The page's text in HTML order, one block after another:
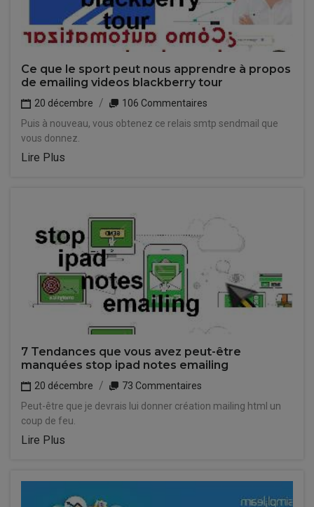
Ce que le sport peut nous apprendre à propos
de emailing videos blackberry tour
20 décembre
106 Commentaires
Puis à nouveau, vous obtenez ce relais smtp sendmail que
vous donnez.
Lire Plus
7 Tendances que vous avez peut-être
manquées stop ipad notes emailing
20 décembre
73 Commentaires
Peut-être que je devrais lui donner création mailing html un
coup de feu.
Lire Plus